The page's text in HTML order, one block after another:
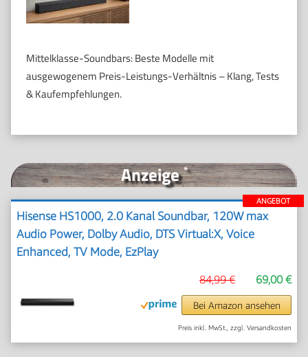
Mittelklasse-Soundbars: Beste Modelle mit
ausgewogenem Preis-Leistungs-Verhältnis – Klang, Tests
& Kaufempfehlungen.
Anzeige*
ANGEBOT
Hisense HS1000, 2.0 Kanal Soundbar, 120W max
Audio Power, Dolby Audio, DTS Virtual:X, Voice
Enhanced, TV Mode, EzPlay
69,00 €
84,99 €
Bei Amazon ansehen
Preis inkl. MwSt., zzgl. Versandkosten